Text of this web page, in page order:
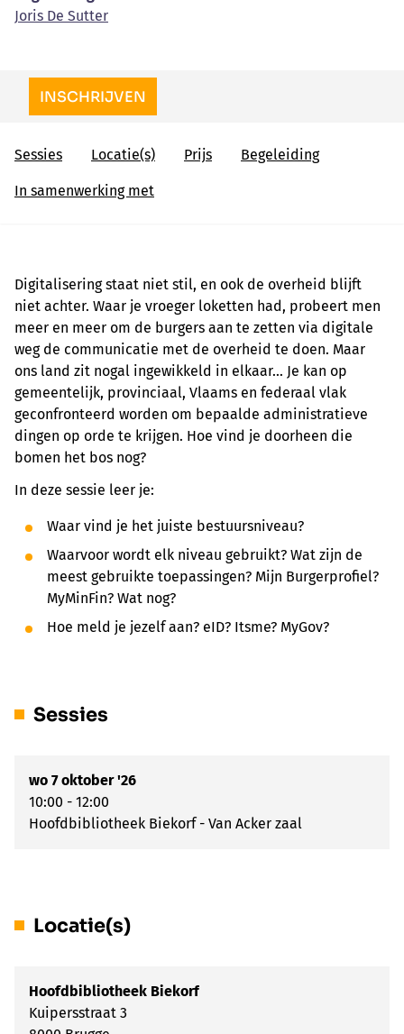
Joris De Sutter
INSCHRIJVEN
Sessies Locatie(s) Prijs Begeleiding
In samenwerking met
Digitalisering staat niet stil, en ook de overheid blijft
niet achter. Waar je vroeger loketten had, probeert men
meer en meer om de burgers aan te zetten via digitale
weg de communicatie met de overheid te doen. Maar
ons land zit nogal ingewikkeld in elkaar... Je kan op
gemeentelijk, provinciaal, Vlaams en federaal vlak
geconfronteerd worden om bepaalde administratieve
dingen op orde te krijgen. Hoe vind je doorheen die
bomen het bos nog?
In deze sessie leer je:
Waar vind je het juiste bestuursniveau?
Waarvoor wordt elk niveau gebruikt? Wat zijn de
meest gebruikte toepassingen? Mijn Burgerprofiel?
MyMinFin? Wat nog?
Hoe meld je jezelf aan? eID? Itsme? MyGov?
Sessies
wo 7 oktober '26
10:00 - 12:00
Hoofdbibliotheek Biekorf - Van Acker zaal
Locatie(s)
Hoofdbibliotheek Biekorf
Kuipersstraat 3